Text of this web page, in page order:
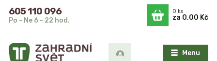
Menu
605 110 096
Po - Ne 6 - 22 hod.
0ks
za 0,00 Kč